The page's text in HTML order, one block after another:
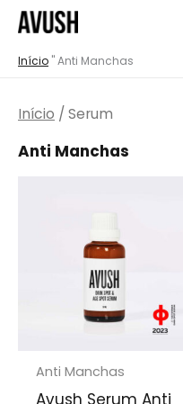
Saltar
para
Início "Anti Manchas
Início / Serum
Anti Manchas
Anti Manchas
Avush Serum Anti